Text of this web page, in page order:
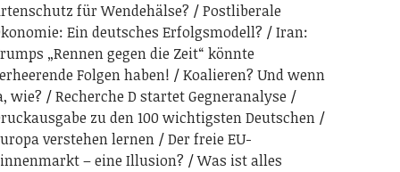
für Wendehälse?
Postliberale
Ein deutsches Erfolgsmodell?
Iran:
„Rennen gegen die Zeit“ könnte
Folgen haben!
Koalieren? Und wenn
wie?
Recherche D startet Gegneranalyse
zu den 100 wichtigsten Deutschen
verstehen lernen
Der freie EU-
– eine Illusion?
Was ist alles